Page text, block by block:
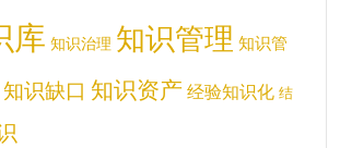
库 知识治理 知识管理 知识管
知识缺口 知识资产 经验知识化 结